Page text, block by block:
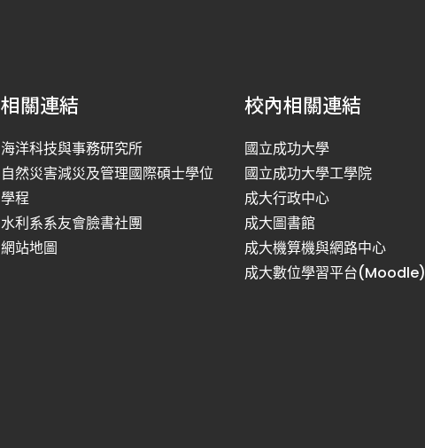
相關連結
海洋科技與事務研究所
自然災害減災及管理國際碩士學位
學程
水利系系友會臉書社團
網站地圖
校內相關連結
國立成功大學
國立成功大學工學院
成大行政中心
成大圖書館
成大機算機與網路中心
成大數位學習平台(Moodle)